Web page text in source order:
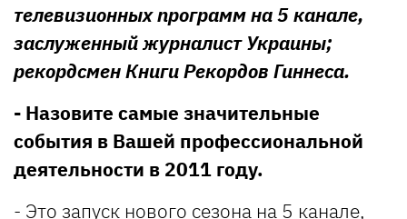
телевизионных программ на 5 канале,
заслуженный журналист Украины;
рекордсмен Книги Рекордов Гиннеса.
- Назовите самые значительные
события в Вашей профессиональной
деятельности в 2011 году.
- Это запуск нового сезона на 5 канале,